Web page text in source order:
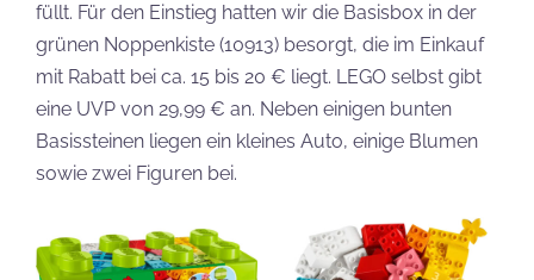
füllt. Für den Einstieg hatten wir die Basisbox in der
grünen Noppenkiste (10913) besorgt, die im Einkauf
mit Rabatt bei ca. 15 bis 20 € liegt. LEGO selbst gibt
eine UVP von 29,99 € an. Neben einigen bunten
Basissteinen liegen ein kleines Auto, einige Blumen
sowie zwei Figuren bei.